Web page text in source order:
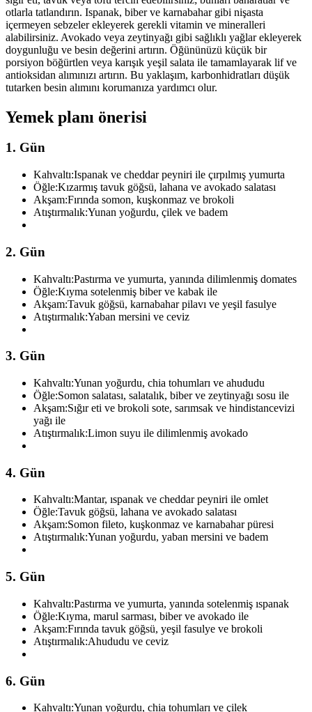
otlarla tatlandırın. Ispanak, biber ve karnabahar gibi nişasta
içermeyen sebzeler ekleyerek gerekli vitamin ve mineralleri
alabilirsiniz. Avokado veya zeytinyağı gibi sağlıklı yağlar ekleyerek
doygunluğu ve besin değerini artırın. Öğününüzü küçük bir
porsiyon böğürtlen veya karışık yeşil salata ile tamamlayarak lif ve
antioksidan alımınızı artırın. Bu yaklaşım, karbonhidratları düşük
tutarken besin alımını korumanıza yardımcı olur.
Yemek planı önerisi
1. Gün
Kahvaltı:Ispanak ve cheddar peyniri ile çırpılmış yumurta
Öğle:Kızarmış tavuk göğsü, lahana ve avokado salatası
Akşam:Fırında somon, kuşkonmaz ve brokoli
Atıştırmalık:Yunan yoğurdu, çilek ve badem
2. Gün
Kahvaltı:Pastırma ve yumurta, yanında dilimlenmiş domates
Öğle:Kıyma sotelenmiş biber ve kabak ile
Akşam:Tavuk göğsü, karnabahar pilavı ve yeşil fasulye
Atıştırmalık:Yaban mersini ve ceviz
3. Gün
Kahvaltı:Yunan yoğurdu, chia tohumları ve ahududu
Öğle:Somon salatası, salatalık, biber ve zeytinyağı sosu ile
Akşam:Sığır eti ve brokoli sote, sarımsak ve hindistancevizi
yağı ile
Atıştırmalık:Limon suyu ile dilimlenmiş avokado
4. Gün
Kahvaltı:Mantar, ıspanak ve cheddar peyniri ile omlet
Öğle:Tavuk göğsü, lahana ve avokado salatası
Akşam:Somon fileto, kuşkonmaz ve karnabahar püresi
Atıştırmalık:Yunan yoğurdu, yaban mersini ve badem
5. Gün
Kahvaltı:Pastırma ve yumurta, yanında sotelenmiş ıspanak
Öğle:Kıyma, marul sarması, biber ve avokado ile
Akşam:Fırında tavuk göğsü, yeşil fasulye ve brokoli
Atıştırmalık:Ahududu ve ceviz
6. Gün
Kahvaltı:Yunan yoğurdu, chia tohumları ve çilek